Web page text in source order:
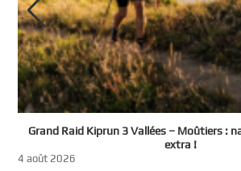
Grand Raid Kiprun 3 Vallées – Moûtiers :
extra !
4 août 2026